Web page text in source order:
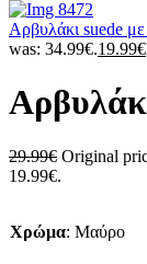
Αρβυλάκι suede
was: 34.99€.19.99€
29.99€ Original
19.99€.
Χρώμα: Μαύρο